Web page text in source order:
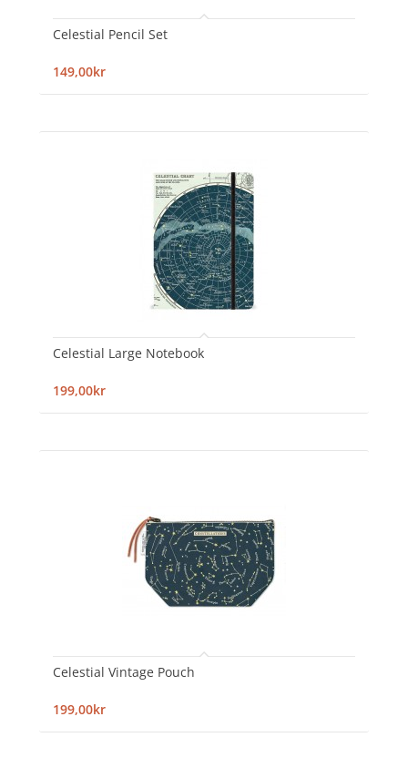
Celestial Pencil Set
149,00kr
Celestial Large Notebook
199,00kr
Celestial Vintage Pouch
199,00kr